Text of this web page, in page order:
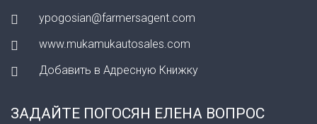
ypogosian@farmersagent.com
www.mukamukautosales.com
Добавить в Адресную Книжку
ЗАДАЙТЕ ПОГОСЯН ЕЛЕНА ВОПРОС